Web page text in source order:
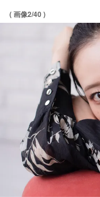
( 画像2/40 )